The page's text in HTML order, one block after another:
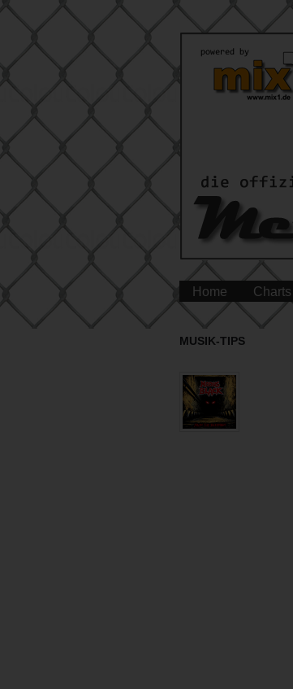
Home Charts
MUSIK-TIPS